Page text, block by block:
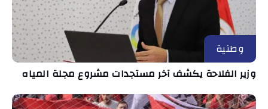
وطنية
وزير الفلاحة يكشف آخر مستجدات مشروع مجلة المياه